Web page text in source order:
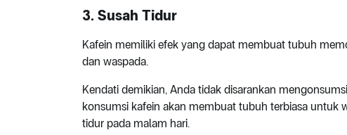
3. Susah Tidur
Kafein memiliki efek yang dapat membuat tubuh
dan waspada.
Kendati demikian, Anda tidak disarankan
konsumsi kafein akan membuat tubuh terbiasa untuk
tidur pada malam hari.